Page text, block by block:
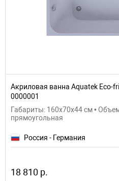
Акриловая ванна Aquatek Eco-
0000001
Габариты: 160x70x44 см •
прямоугольная
Россия - Германия
18 810 р.